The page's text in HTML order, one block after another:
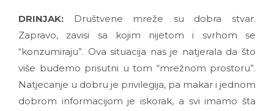
DRINJAK:
Društvene mreže su dobra stvar.
Zapravo, zavisi sa kojim nijetom i svrhom se
“konzumiraju”. Ova situacija nas je natjerala da što
više budemo prisutni u tom “mrežnom prostoru”.
Natjecanje u dobru je privilegija, pa makar i jednom
dobrom informacijom je iskorak, a svi imamo šta